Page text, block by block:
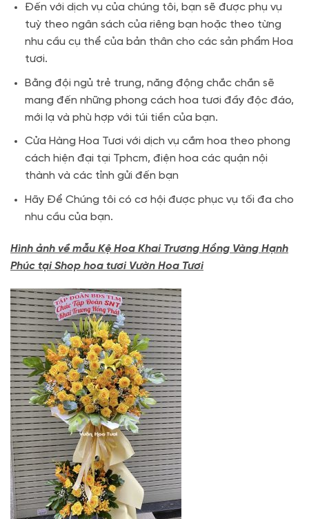
Đến với dịch vụ của chúng tôi, bạn sẽ được phụ vụ
tuỳ theo ngân sách của riêng bạn hoặc theo từng
nhu cầu cụ thể của bản thân cho các sản phẩm Hoa
tươi.
Bằng đội ngủ trẻ trung, năng động chắc chắn sẽ
mang đến những phong cách hoa tươi đầy độc đáo,
mới lạ và phù hợp với túi tiền của bạn.
Cửa Hàng Hoa Tươi với dịch vụ cắm hoa theo phong
cách hiện đại tại Tphcm, điện hoa các quận nội
thành và các tỉnh gửi đến bạn
Hãy Để Chúng tôi có cơ hội được phục vụ tối đa cho
nhu cầu của bạn.
Hình ảnh về mẫu Kệ Hoa Khai Trương Hồng Vàng Hạnh
Phúc tại Shop hoa tươi Vườn Hoa Tươi